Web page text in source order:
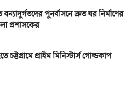
পুনর্বাসনে দ্রুত ঘর নির্মাণের
প্রশাসকের
চট্টগ্রামে প্রাইম মিনিস্টার্স গোল্ডকাপ